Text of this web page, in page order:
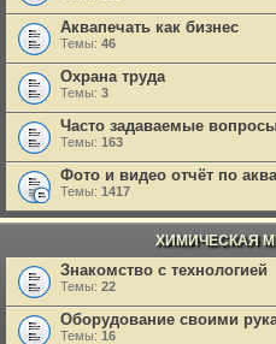
Аквапечать как бизнес
Темы: 46
Охрана труда
Темы: 3
Часто задаваемые
Темы: 163
Фото и видео отчёт по
Темы: 1417
ХИМИЧЕСКАЯ
Знакомство с технологией
Темы: 22
Оборудование своими
Темы: 16